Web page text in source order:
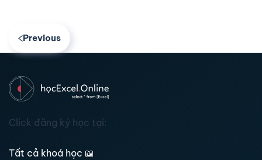
Previous
Click đăng ký học tại:
Tất cả khoá học 📖